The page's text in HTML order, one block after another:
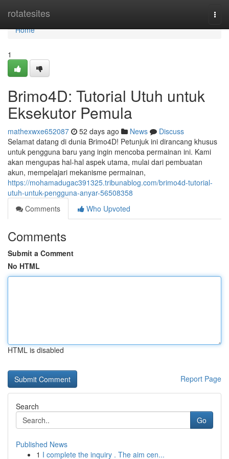
rotatesites
Home
Home
1
Brimo4D: Tutorial Utuh untuk
Eksekutor Pemula
mathexwxe652087 52 days ago News
Discuss
Selamat datang di dunia Brimo4D! Petunjuk ini dirancang khusus
untuk pengguna baru yang ingin mencoba permainan ini. Kami
akan mengupas hal-hal aspek utama, mulai dari pembuatan
akun, mempelajari mekanisme permainan,
https://mohamadugac391325.tribunablog.com/brimo4d-tutorial-
utuh-untuk-pengguna-anyar-56508358
Comments
Who Upvoted
Comments
Submit a Comment
No HTML
HTML is disabled
Report Page
Search
Go
Published News
1 I complete the inquiry . The aim cen...